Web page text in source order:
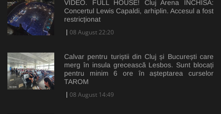
VIDEO. FULL HOUSE! Cluj Arena ÎNCHISĂ:
Concertul Lewis Capaldi, arhiplin. Accesul a fost
restricționat
08 August 22:20
Calvar pentru turiștii din Cluj și București care
merg în insula grecească Lesbos. Sunt blocați
pentru minim 6 ore în așteptarea curselor
TAROM
08 August 14:49